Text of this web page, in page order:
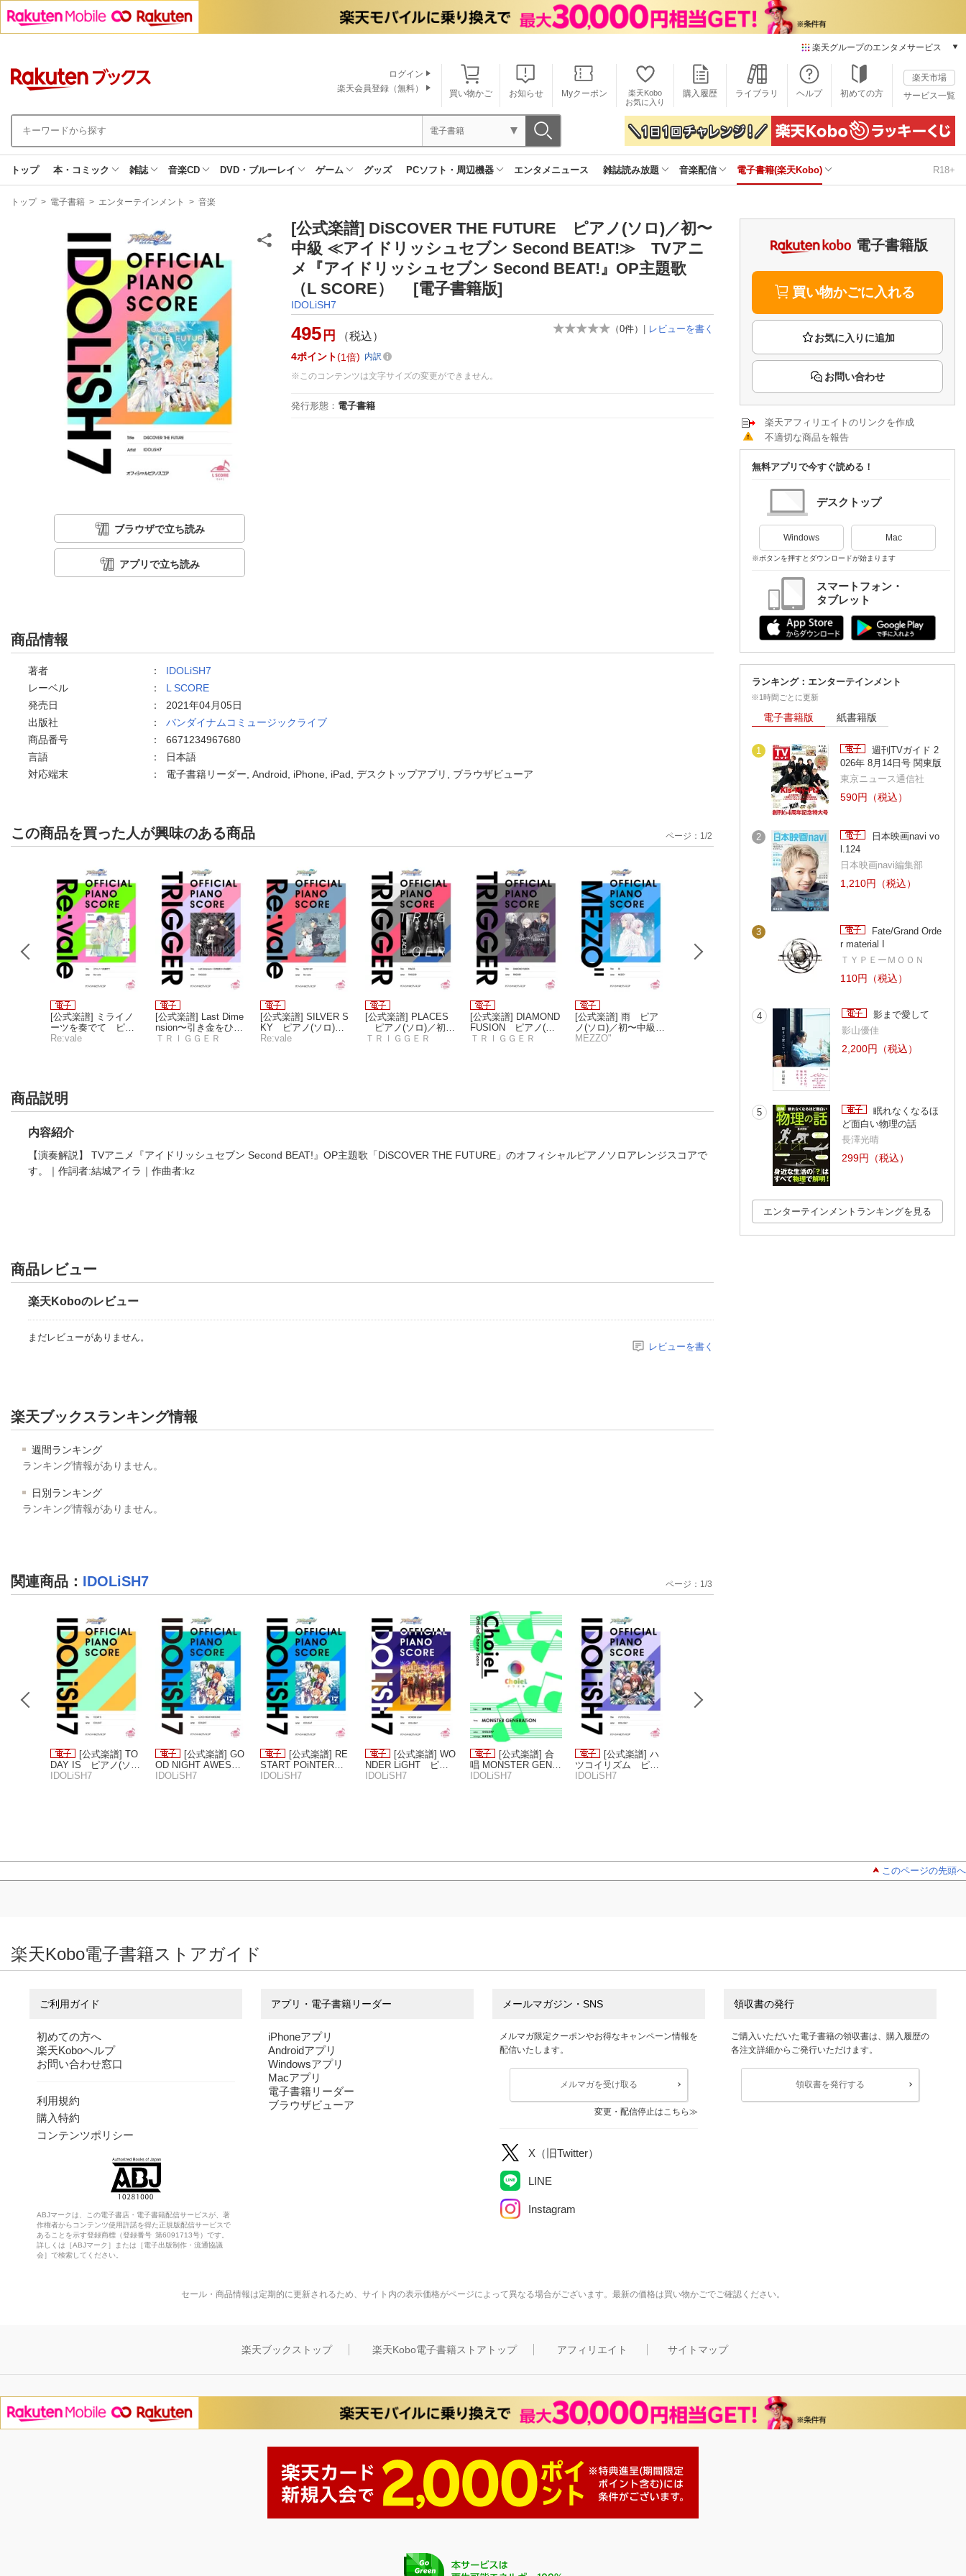
楽天グループのエンタメサービス
本/ゲーム/CD/DVD
楽天ブックス
電子書籍
楽天Kobo
雑誌読み放題
楽天ミュージック
楽天TV
動画配信ガイド
Rakuten PLAY
Rチャンネル
楽天チケット
エンタメニュース
推し楽
買い物かご お知らせ Myクーポン
楽天Kobo
お気に入り
購入履歴 ライブラリ ヘルプ 初めての方
楽天市場
サービス一覧
ログイン
楽天会員登録（無料）
電子書籍
トップ 本・コミック 雑誌 音楽CD DVD・ブルーレイ ゲーム グッズ PCソフト・周辺機器 エンタメニュース 雑誌読み放題 音楽配信 電子書籍(楽天Kobo) R18+
現
トップ > 電子書籍 > エンターテインメント > 音楽
ブラウザで立ち読み
アプリで立ち読み
[公式楽譜] DiSCOVER THE FUTURE ピアノ(ソロ)／初〜
中級 ≪アイドリッシュセブン Second BEAT!≫ TVアニ
メ『アイドリッシュセブン Second BEAT!』OP主題歌
（L SCORE） [電子書籍版]
IDOLiSH7
（0件） | レビューを書く
495 円 （税込）
4ポイント 1倍
内訳
※このコンテンツは文字サイズの変更ができません。
発行形態 ： 電子書籍
商品情報
著者 ： IDOLiSH7
レーベル
： L SCORE
発売日
： 2021年04月05日
出版社
： バンダイナムコミュージックライブ
商品番号
： 6671234967680
言語
：
日本語
対応端末
： 電子書籍リーダー, Android, iPhone, iPad, デスクトップアプリ, ブラウザビューア
この商品を買った人が興味のある商品
[公式楽譜] ミライノ
ーツを奏でて ピア
ノ(ソロ)／初〜中級
Re:vale
[公式楽譜] Last Dime
nsion〜引き金をひく
のは誰だ〜 ピアノ
ＴＲＩＧＧＥＲ
[公式楽譜] SILVER S
KY ピアノ(ソロ)／
初〜中級 ≪アイドリ
Re:vale
[公式楽譜] PLACES
ピアノ(ソロ)／初〜
中級 ≪アイドリッシ
ＴＲＩＧＧＥＲ
[公式楽譜] DIAMOND
FUSION ピアノ(ソ
ロ)／初〜中級 ≪アイ
ＴＲＩＧＧＥＲ
[公式楽譜] 雨 ピア
ノ(ソロ)／初〜中級
≪アイドリッシュセ
MEZZO"
わたしの幸せな結婚 1
[公式楽譜] ミライノ
ーツを奏でて ピア
ノ(ソロ)／初〜中級
≪アイドリッシュセ
ブン Second BEAT!
≫
Re:vale
[公式楽譜] Last
(ソロ)／初〜中
ページ： 1 /2
商品説明
内容紹介
【演奏解説】 TVアニメ『アイドリッシュセブン Second BEAT!』OP主題歌「DiSCOVER THE FUTURE」のオフィシャルピアノソロアレンジスコアで
す。｜作詞者:結城アイラ｜作曲者:kz
商品レビュー
楽天Koboのレビュー
まだレビューがありません。
レビューを書く
楽天ブックスランキング情報
週間ランキング
ランキング情報がありません。
日別ランキング
ランキング情報がありません。
関連商品 ： IDOLiSH7
[公式楽譜] TO
DAY IS ピアノ(ソ
ロ)／初〜中級 ≪アイ
IDOLiSH7
[公式楽譜] GO
OD NIGHT AWESOM
E ピアノ(ソロ)／
IDOLiSH7
[公式楽譜] RE
START POiNTER
ピアノ(ソロ)／初〜中
IDOLiSH7
[公式楽譜] WO
NDER LiGHT ピア
ノ(ソロ)／初〜中級
IDOLiSH7
[公式楽譜] 合
唱 MONSTER GENE
RATiON（混声四部）
IDOLiSH7
[公式楽譜] ハ
ツコイリズム ピア
ノ(ソロ)／初〜中級
IDOLiSH7
ページ： 1 /3
電子書籍版
買い物かごに入れる
お問い合わせ
楽天アフィリエイトのリンクを作成
不適切な商品を報告
無料アプリで今すぐ読める！
デスクトップ
Windows Mac
※ボタンを押すとダウンロードが始まります
スマートフォン・
タブレット
ランキング：エンターテインメント
※1時間ごとに更新
電子書籍版 紙書籍版
1
週刊TVガイド 2
026年 8月14日号 関東版
東京ニュース通信社
590円（税込）
2
日本映画navi vo
l.124
日本映画navi編集部
1,210円（税込）
3
Fate/Grand Orde
r material I
ＴＹＰＥーＭＯＯＮ
110円（税込）
4
影まで愛して
影山優佳
2,200円（税込）
5
眠れなくなるほ
ど面白い物理の話
長澤光晴
299円（税込）
エンターテインメントランキングを見る
このページの先頭へ
楽天Kobo電子書籍ストアガイド
ご利用ガイド
初めての方へ
楽天Koboヘルプ
お問い合わせ窓口
利用規約
購入特約
コンテンツポリシー
ABJマークは、この電子書店・電子書籍配信サービスが、著
作権者からコンテンツ使用許諾を得た正規版配信サービスで
あることを示す登録商標（登録番号 第6091713号）です。
詳しくは［ABJマーク］または［電子出版制作・流通協議
会］で検索してください。
アプリ・電子書籍リーダー
iPhoneアプリ
Androidアプリ
Windowsアプリ
Macアプリ
電子書籍リーダー
ブラウザビューア
メールマガジン・SNS
メルマガ限定クーポンやお得なキャンペーン情報を
配信いたします。
メルマガを受け取る
変更・配信停止はこちら
X（旧Twitter）
LINE
Instagram
領収書の発行
ご購入いただいた電子書籍の領収書は、購入履歴の
各注文詳細からご発行いただけます。
領収書を発行する
セール・商品情報は定期的に更新されるため、サイト内の表示価格がページによって異なる場合がございます。最新の価格は買い物かごでご確認ください。
楽天ブックストップ 楽天Kobo電子書籍ストアトップ アフィリエイト サイトマップ